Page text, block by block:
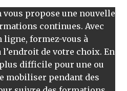
propose une nouvelle
continues. Avec
formez-vous à
l’endroit de votre choix. En
difficile pour une ou
mobiliser pendant des